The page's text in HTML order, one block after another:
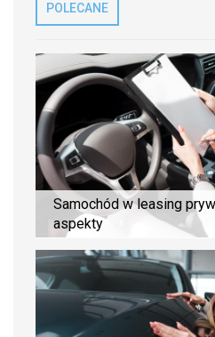
POLECANE
Samochód w leasing
aspekty